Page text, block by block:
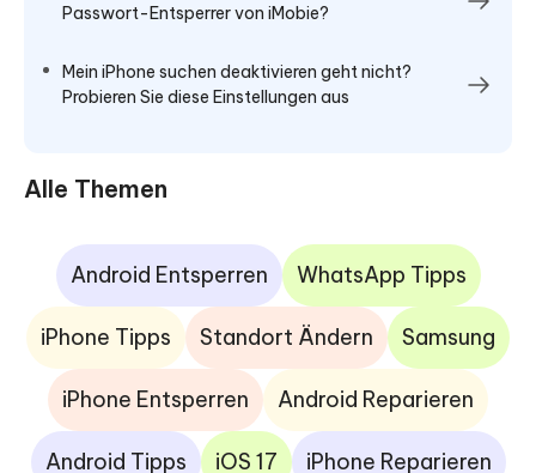
Passwort-Entsperrer von iMobie?
Mein iPhone suchen deaktivieren geht nicht?
Probieren Sie diese Einstellungen aus
Alle Themen
Android Entsperren WhatsApp Tipps
iPhone Tipps Standort Ändern Samsung
iPhone Entsperren Android Reparieren
Android Tipps iOS 17 iPhone Reparieren